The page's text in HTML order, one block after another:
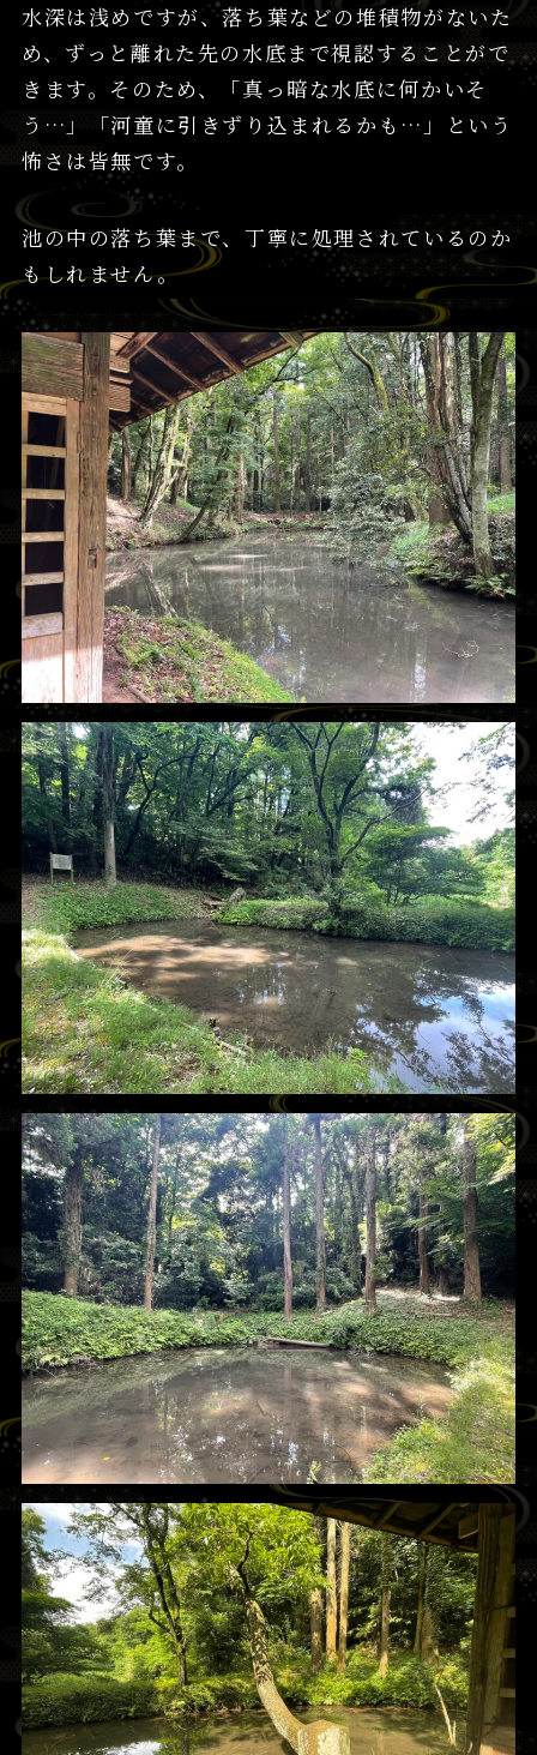
水深は浅めですが、落ち葉などの堆積物がないた
め、ずっと離れた先の水底まで視認することがで
きます。そのため、「真っ暗な水底に何かいそ
う…」「河童に引きずり込まれるかも…」という
怖さは皆無です。
池の中の落ち葉まで、丁寧に処理されているのか
もしれません。